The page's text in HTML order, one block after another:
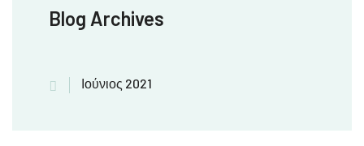
Blog Archives
Ιούνιος 2021